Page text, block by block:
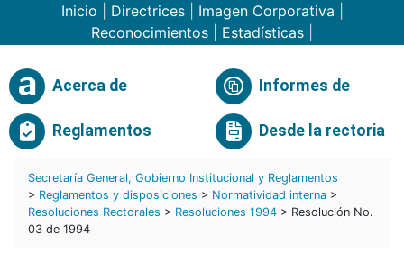
Inicio Directrices| Imagen Corporativa
Reconocimientos
Estadísticas
Acerca de Informes de
Reglamentos Desde la rectoria
Secretaría General, Gobierno Institucional y Reglamentos
> Reglamentos y disposiciones > Normatividad interna >
Resoluciones Rectorales > Resoluciones 1994 > Resolución No.
03 de 1994